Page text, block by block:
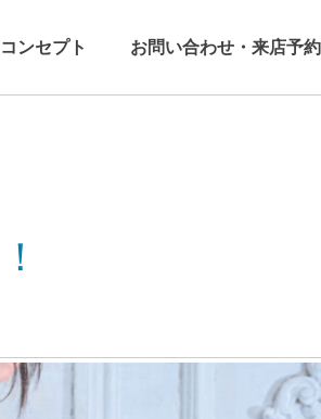
コンセプト お問い合わせ・来店予約